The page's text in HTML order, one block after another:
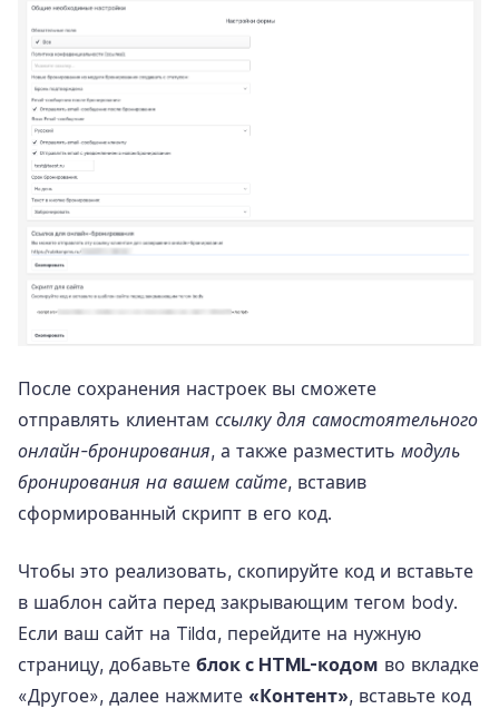
После сохранения настроек вы сможете
отправлять клиентам ссылку для самостоятельного
онлайн-бронирования, а также разместить модуль
бронирования на вашем сайте, вставив
сформированный скрипт в его код.
Чтобы это реализовать, скопируйте код и вставьте
в шаблон сайта перед закрывающим тегом body.
Если ваш сайт на Tilda, перейдите на нужную
страницу, добавьте блок с HTML-кодом во вкладке
«Другое», далее нажмите «Контент», вставьте код